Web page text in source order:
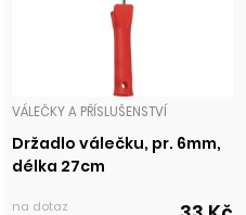
VÁLEČKY A PŘÍSLUŠENSTVÍ
Držadlo válečku, pr. 6mm,
délka 27cm
na dotaz